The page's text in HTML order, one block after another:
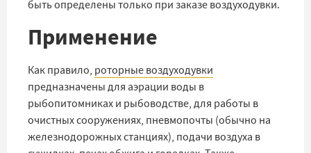
быть определены только при заказе воздуходувки.
Применение
Как правило, роторные воздуходувки
предназначены для аэрации воды в
рыбопитомниках и рыбоводстве, для работы в
очистных сооружениях, пневмопочты (обычно на
железнодорожных станциях), подачи воздуха в